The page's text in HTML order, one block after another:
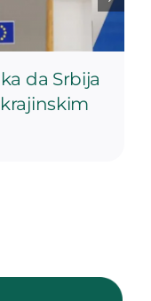
da Srbija